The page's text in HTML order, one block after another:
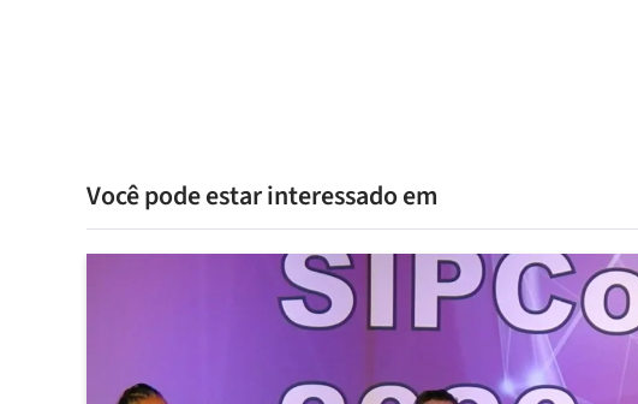
Você pode estar interessado em